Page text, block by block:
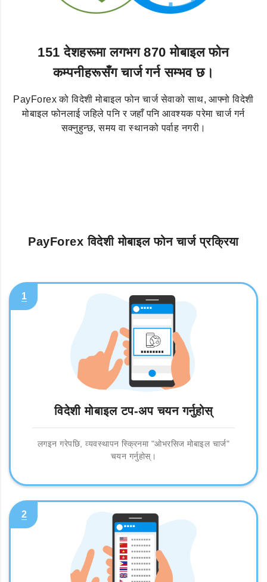
151 देशहरूमा लगभग 870 मोबाइल फोन
कम्पनीहरूसँग चार्ज गर्न सम्भव छ।
PayForex को विदेशी मोबाइल फोन चार्ज सेवाको साथ, आफ्नो विदेशी
मोबाइल फोनलाई जहिले पनि र जहाँ पनि आवश्यक परेमा चार्ज गर्न
सक्नुहुन्छ, समय वा स्थानको पर्वाह नगरी।
PayForex विदेशी मोबाइल फोन चार्ज प्रक्रिया
1
विदेशी मोबाइल टप-अप चयन गर्नुहोस्
लगइन गरेपछि, व्यवस्थापन स्क्रिनमा "ओभरसिज मोबाइल चार्ज"
चयन गर्नुहोस्।
2